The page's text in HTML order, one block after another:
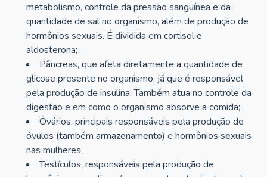
metabolismo, controle da pressão sanguínea e da
quantidade de sal no organismo, além de produção de
hormônios sexuais. É dividida em cortisol e
aldosterona;
Pâncreas, que afeta diretamente a quantidade de
glicose presente no organismo, já que é responsável
pela produção de insulina. Também atua no controle da
digestão e em como o organismo absorve a comida;
Ovários, principais responsáveis pela produção de
óvulos (também armazenamento) e hormônios sexuais
nas mulheres;
Testículos, responsáveis pela produção de